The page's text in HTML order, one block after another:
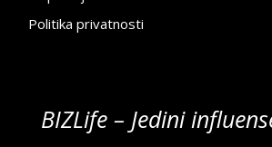
Politika privatnosti
BIZLife – Jedini